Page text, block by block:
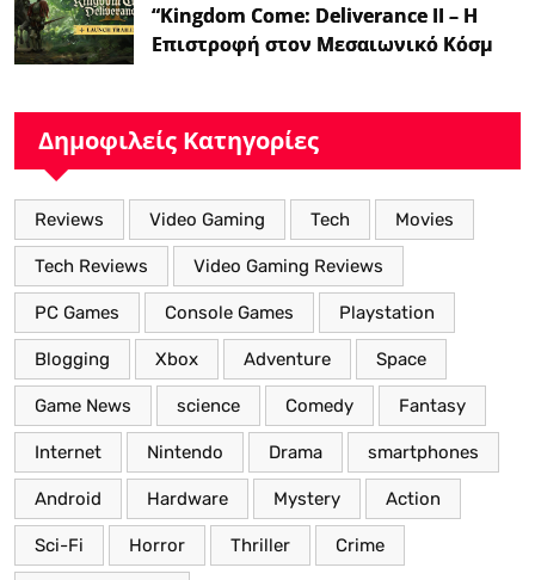
“Kingdom Come: Deliverance II – Η
Επιστροφή στον Μεσαιωνικό Κόσμο
Δημοφιλείς Κατηγορίες
Reviews Video Gaming Tech Movies
Tech Reviews Video Gaming Reviews
PC Games Console Games Playstation
Blogging Xbox Adventure Space
Game News science Comedy Fantasy
Internet Nintendo Drama smartphones
Android Hardware Mystery Action
Sci-Fi Horror Thriller Crime